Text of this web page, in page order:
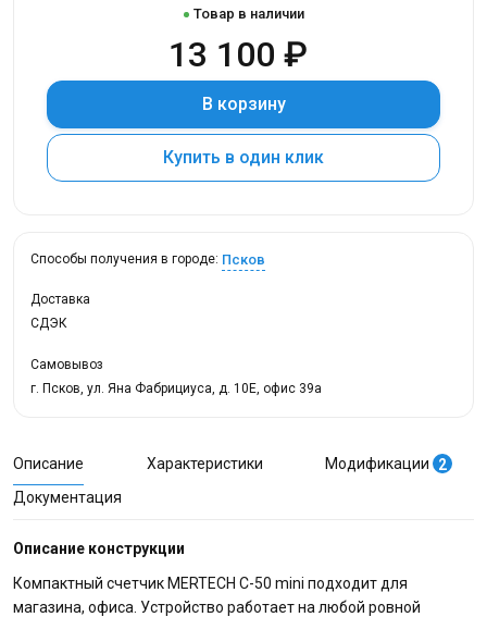
Товар в наличии
13 100 ₽
В корзину
Купить в один клик
Способы получения в городе: Псков
Доставка
СДЭК
Самовывоз
г. Псков, ул. Яна Фабрициуса, д. 10Е, офис 39а
Описание Характеристики Модификации
2
Документация
Описание конструкции
Компактный счетчик MERTECH C-50 mini подходит для
магазина, офиса. Устройство работает на любой ровной